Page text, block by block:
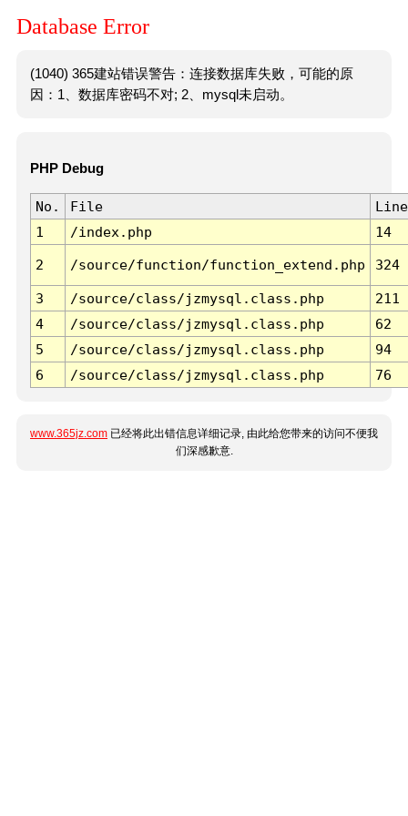
Database Error
(1040) 365建站错误警告：连接数据库失败，可能的原
因：1、数据库密码不对; 2、mysql未启动。
PHP Debug
No. File
Line
1
/index.php 14
2 /source/function/function_extend.php 324
3 /source/class/jzmysql.class.php
211
4
/source/class/jzmysql.class.php
62
5
/source/class/jzmysql.class.php
94
6
/source/class/jzmysql.class.php 76
www.365jz.com 已经将此出错信息详细记录, 由此给您带来的访问不便我
们深感歉意.